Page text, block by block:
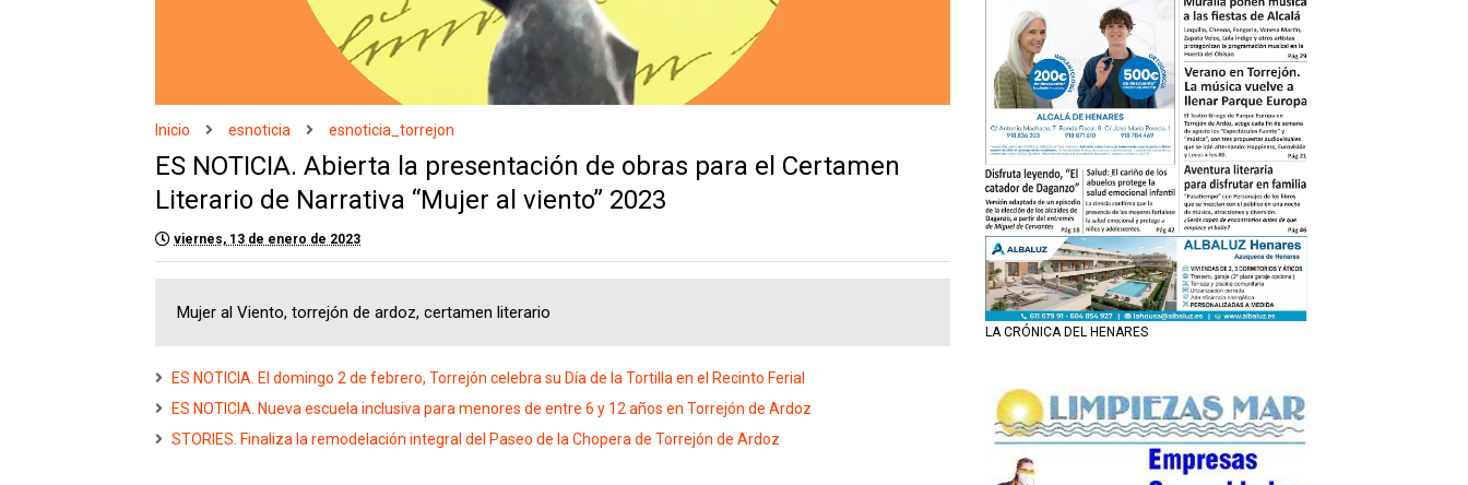
Inicio esnoticia esnoticia_torrejon
ES NOTICIA. Abierta la presentación de obras para el Certamen
Literario de Narrativa “Mujer al viento” 2023
viernes, 13 de enero de 2023
Mujer al Viento, torrejón de ardoz, certamen literario
ES NOTICIA. El domingo 2 de febrero, Torrejón celebra su Día de la Tortilla en el Recinto Ferial
ES NOTICIA. Nueva escuela inclusiva para menores de entre 6 y 12 años en Torrejón de Ardoz
STORIES. Finaliza la remodelación integral del Paseo de la Chopera de Torrejón de Ardoz
LA CRÓNICA DEL HENARES